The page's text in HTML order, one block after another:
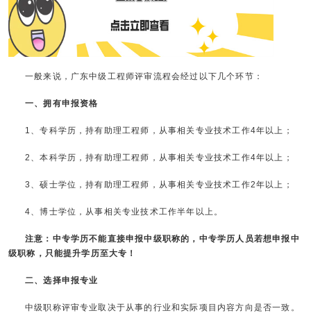
一般来说，广东中级工程师评审流程会经过以下几个环节：
一、拥有申报资格
1、专科学历，持有助理工程师，从事相关专业技术工作4年以上；
2、本科学历，持有助理工程师，从事相关专业技术工作4年以上；
3、硕士学位，持有助理工程师，从事相关专业技术工作2年以上；
4、博士学位，从事相关专业技术工作半年以上。
注意：中专学历不能直接申报中级职称的，中专学历人员若想申报中
级职称，只能提升学历至大专！
二、选择申报专业
中级职称评审专业取决于从事的行业和实际项目内容方向是否一致。